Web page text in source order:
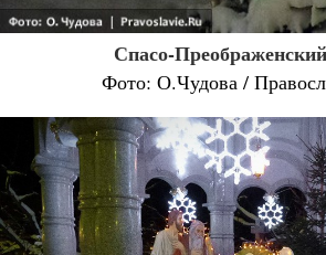
Спасо-
Фото: О.Чудова /